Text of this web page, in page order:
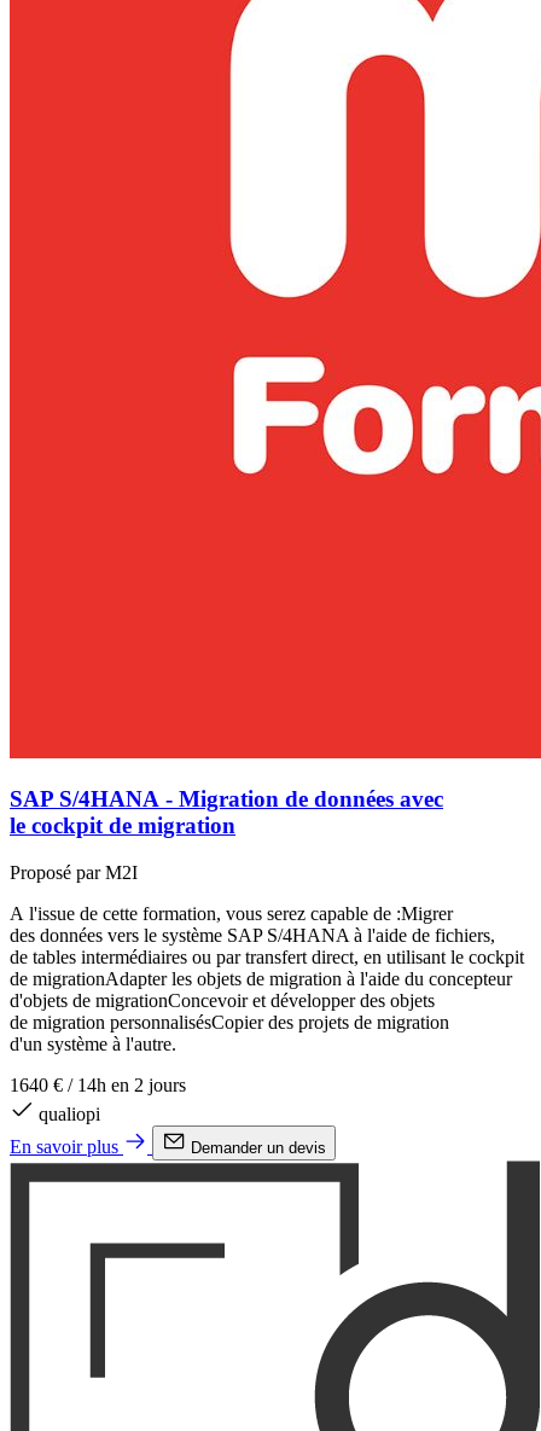
SAP S/4HANA - Migration de données avec
le cockpit de migration
Proposé par M2I
A l'issue de cette formation, vous serez capable de :Migrer
des données vers le système SAP S/4HANA à l'aide de fichiers,
de tables intermédiaires ou par transfert direct, en utilisant le cockpit
de migrationAdapter les objets de migration à l'aide du concepteur
d'objets de migrationConcevoir et développer des objets
de migration personnalisésCopier des projets de migration
d'un système à l'autre.
1640 € / 14h en 2 jours
qualiopi
En savoir plus
Demander un devis